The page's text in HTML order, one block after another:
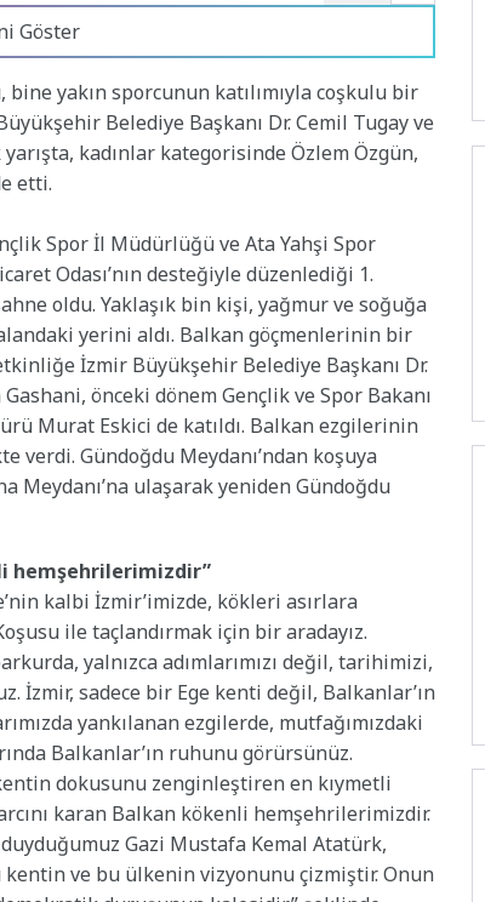
Göster
yakın sporcunun katılımıyla coşkulu bir
Belediye Başkanı Dr. Cemil Tugay ve
kadınlar kategorisinde Özlem Özgün,
etti.
Spor İl Müdürlüğü ve Ata Yahşi Spor
Odası’nın desteğiyle düzenlediği 1.
oldu. Yaklaşık bin kişi, yağmur ve soğuğa
yerini aldı. Balkan göçmenlerinin bir
İzmir Büyükşehir Belediye Başkanı Dr.
önceki dönem Gençlik ve Spor Bakanı
Murat Eskici de katıldı. Balkan ezgilerinin
Gündoğdu Meydanı’ndan koşuya
Meydanı’na ulaşarak yeniden Gündoğdu
hemşehrilerimizdir”
kalbi İzmir’imizde, kökleri asırlara
ile taçlandırmak için bir aradayız.
yalnızca adımlarımızı değil, tarihimizi,
sadece bir Ege kenti değil, Balkanlar’ın
yankılanan ezgilerde, mutfağımızdaki
Balkanlar’ın ruhunu görürsünüz.
dokusunu zenginleştiren en kıymetli
karan Balkan kökenli hemşehrilerimizdir.
Gazi Mustafa Kemal Atatürk,
ve bu ülkenin vizyonunu çizmiştir. Onun